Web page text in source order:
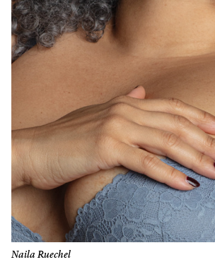
Naila Ruechel